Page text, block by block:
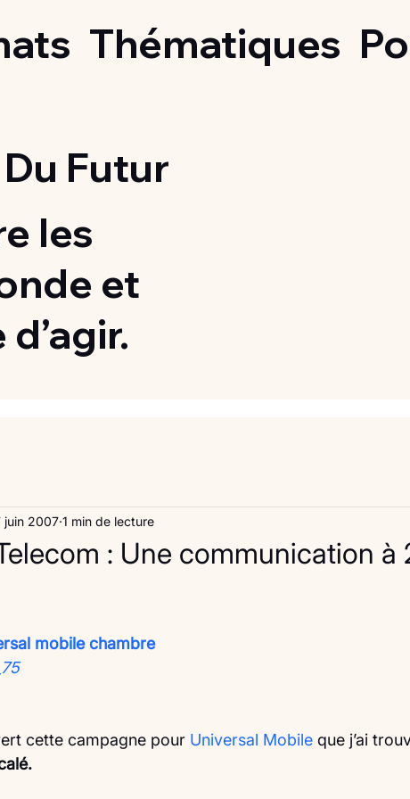
Thématiques
Futur
les
et
: Une communication à
juin 2007 1 min de lecture
mobile chambre
cette campagne pour Universal Mobile que j’ai